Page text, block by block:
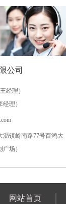
公司
经理）
理）
沥镇岭南路77号百鸿大
场）
网站首页